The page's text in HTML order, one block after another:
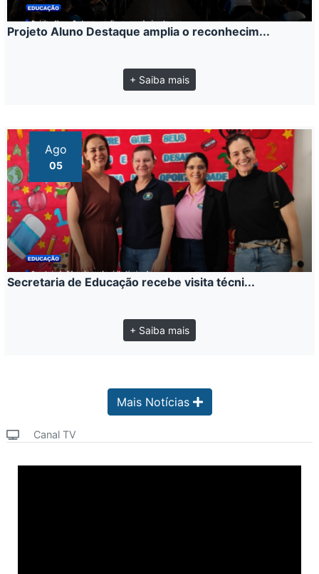
Projeto Aluno Destaque amplia o reconhecim...
+ Saiba mais
Ago
05
Secretaria de Educação recebe visita técni...
+ Saiba mais
Mais Notícias
Canal TV